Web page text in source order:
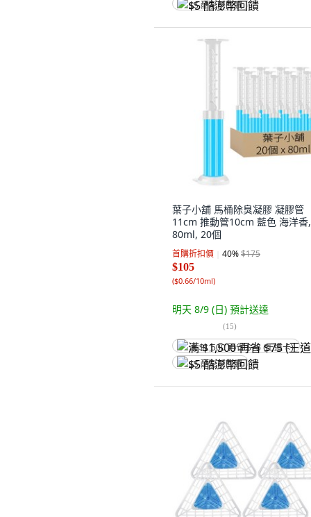
$5 酷澎幣回饋
葉子小舖 馬桶除臭凝膠 凝膠管
11cm 推動管10cm 藍色 海洋香,
80ml, 20個
首購折扣價 40%$175
$105
($0.66/10ml)
明天 8/9 (日) 預計送達
(15)
满 $1,500 再省 $75 (王道卡)
$5 酷澎幣回饋